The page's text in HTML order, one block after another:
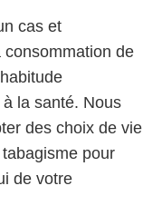
cas et
consommation de
la santé. Nous
des choix de vie
pour
de votre